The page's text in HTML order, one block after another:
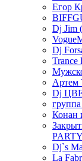
Егор
Dj Jim
Dj
Trance
Артем
Dj
Конан
Dj`s
La